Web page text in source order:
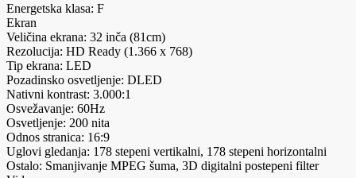
Energetska klasa: F
Ekran
Veličina ekrana: 32 inča (81cm)
Rezolucija: HD Ready (1.366 x 768)
Tip ekrana: LED
Pozadinsko osvetljenje: DLED
Nativni kontrast: 3.000:1
Osvežavanje: 60Hz
Osvetljenje: 200 nita
Odnos stranica: 16:9
Uglovi gledanja: 178 stepeni vertikalni, 178 stepeni horizontalni
Ostalo: Smanjivanje MPEG šuma, 3D digitalni postepeni filter